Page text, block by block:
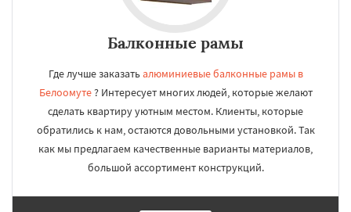
Балконные рамы
Где лучше заказатьалюминиевые балконные рамы в
Белоомуте? Интересует многих людей, которые желают
сделать квартиру уютным местом. Клиенты, которые
обратились к нам, остаются довольными установкой. Так
как мы предлагаем качественные варианты материалов,
большой ассортимент конструкций.